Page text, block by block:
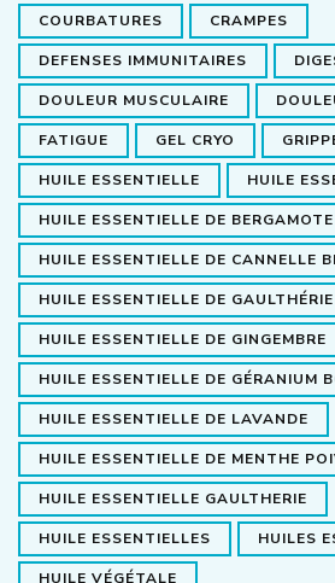
COURBATURES CRAMPES
DEFENSES IMMUNITAIRES
DOULEUR MUSCULAIRE
FATIGUE GEL CRYO
HUILE ESSENTIELLE HUILE
HUILE ESSENTIELLE DE BERGAMOTE
HUILE ESSENTIELLE DE CANNELLE
HUILE ESSENTIELLE DE GAULTHÉRIE
HUILE ESSENTIELLE DE GINGEMBRE
HUILE ESSENTIELLE DE GÉRANIUM
HUILE ESSENTIELLE DE LAVANDE
HUILE ESSENTIELLE DE MENTHE
HUILE ESSENTIELLE GAULTHERIE
HUILE ESSENTIELLES HUILES
HUILE VÉGÉTALE